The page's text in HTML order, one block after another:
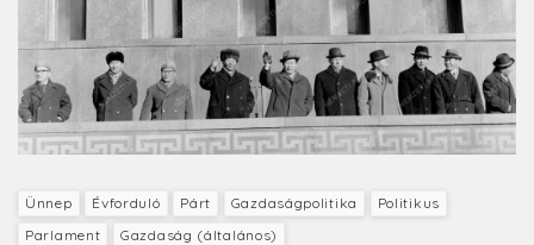
Ünnep Évforduló Párt Gazdaságpolitika
Politikus
Parlament
Gazdaság (általános)